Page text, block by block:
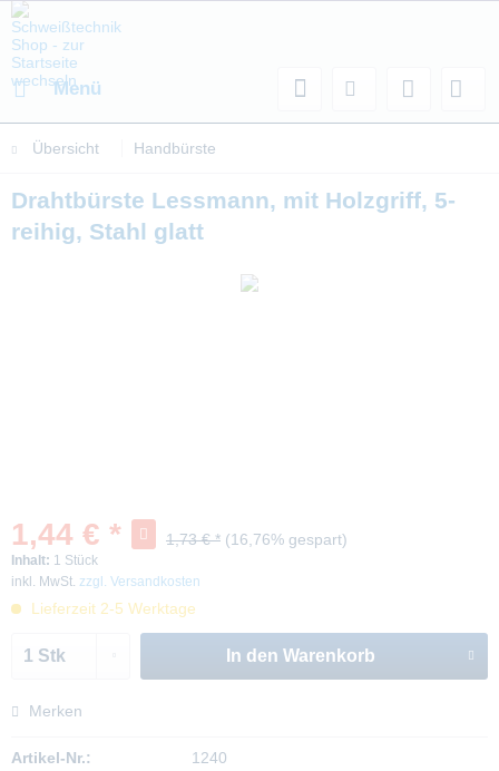
Menü
Übersicht Handbürste
Drahtbürste Lessmann, mit Holzgriff, 5-
reihig, Stahl glatt
1,44 € * 1,73 € * (16,76% gespart)
Inhalt: 1 Stück
inkl. MwSt. zzgl. Versandkosten
Lieferzeit 2-5 Werktage
In den Warenkorb
Merken
Artikel-Nr.:
1240